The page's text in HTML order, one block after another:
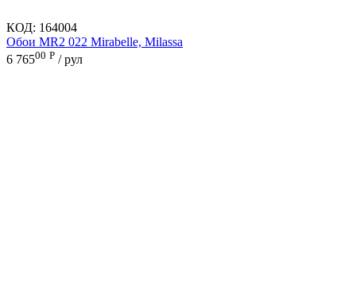
КОД: 164004
Обои MR2 022 Mirabelle, Milassa
6 76500 Р / рул